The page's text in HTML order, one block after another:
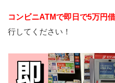
コンビニATMで即日で5万円
行してください！